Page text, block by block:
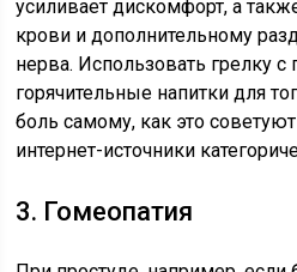
усиливает дискомфорт, а
крови и дополнительному
нерва. Использовать грелку
горячительные напитки для
боль самому, как это
интернет-источники
3. Гомеопатия